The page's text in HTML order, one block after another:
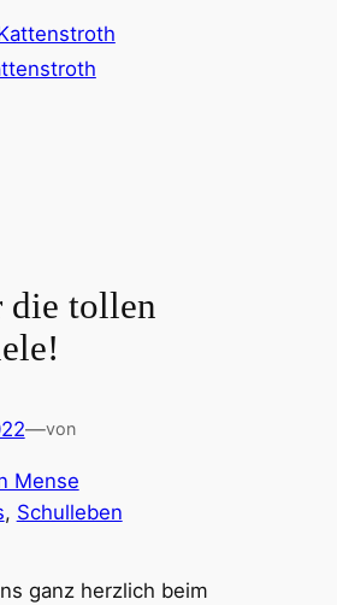
die tollen
—von
Mense
, Schulleben
ganz herzlich beim